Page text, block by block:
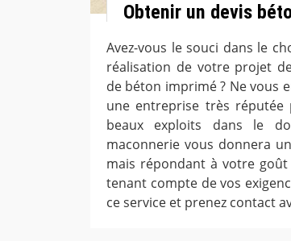
Obtenir un devis
Avez-vous le souci dans le
réalisation de votre projet
de béton imprimé ? Ne vous
une entreprise très réputée
beaux exploits dans le
maconnerie vous donnera
mais répondant à votre
tenant compte de vos
ce service et prenez contact